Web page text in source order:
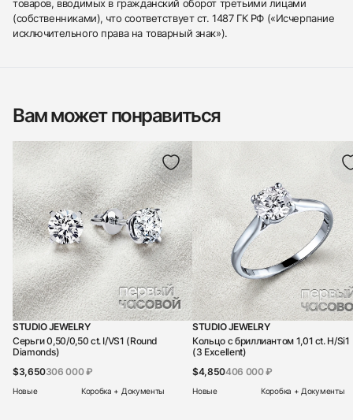
товаров, вводимых в гражданский оборот третьими лицами
(собственниками), что соответствует ст. 1487 ГК РФ («Исчерпание
исключительного права на товарный знак»).
Вам может понравиться
STUDIO JEWELRY
Серьги 0,50/0,50 ct. I/VS1 (Round
Diamonds)
$3,650306 000 ₽
Новые Коробка + Документы
STUDIO JEWELRY
Кольцо с бриллиантом 1,01 ct. H/Si1
(3 Excellent)
$4,850406 000 ₽
Новые Коробка + Документы